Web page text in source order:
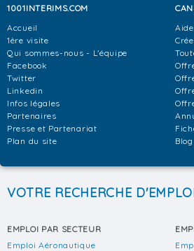
1001INTERIMS.COM
Accueil
1ère visite
Qui sommes-nous - L'équipe
Facebook
Twitter
Linkedin
Infos légales
Partenaires
Presse et Partenariat
Plan du site
Aide
VOTRE RECHERCHE
EMPLOI PAR SECTEUR
Emploi Aéronautique